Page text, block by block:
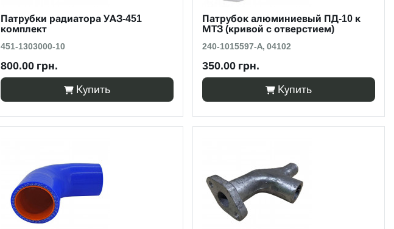
Патрубки радиатора УАЗ-451
комплект
451-1303000-10
800.00 грн.
Купить
Патрубок алюминиевый ПД-10 к
МТЗ (кривой с отверстием)
240-1015597-А, 04102
350.00 грн.
Купить